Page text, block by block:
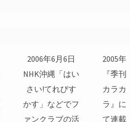
2006年6月6日
NHK沖縄「はい
さい!てれびす
かす」などでフ
ァンクラブの活
2005年
『季刊
カラカ
ラ』に
て連載